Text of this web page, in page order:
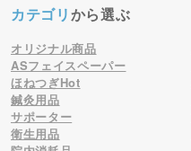
カテゴリから選ぶ
オリジナル商品
ASフェイスペーパー
ほねつぎHot
鍼灸用品
サポーター
衛生用品